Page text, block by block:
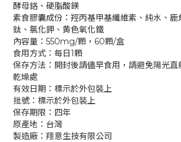
酵母鉻、硬脂酸鎂
素食膠囊成份：羥丙基甲基纖維素、純水、鹿
鈦、氯化鉀、黄色氧化鐵
內容量：550mg/顆，60顆/盒
食用方式：每日1顆
保存方法：開封後請儘早食用，請避免陽光直
乾燥處
有效日期：標示於外包裝上
批號：標示於外包裝上
保存期限：四年
原產地：台灣
製造廠：翔意生技有限公司